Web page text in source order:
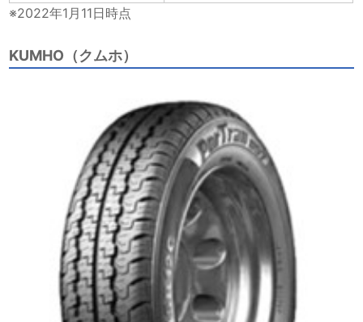
※2022年1月11日時点
KUMHO（クムホ）